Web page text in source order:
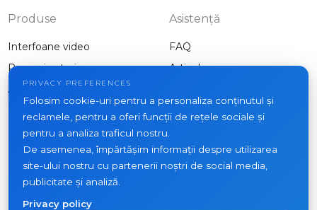
Produse
Interfoane video
Panouri exterioare
Alte echipamente
Asistență
FAQ
Articole
Proiecte
Noutăți
Contacte
Unde să cumpărați
PRIVACY PREFERENCES
Folosim cookie-uri pentru a personaliza conținutul și
reclamele, pentru a oferi funcții de rețele sociale și
pentru a analiza traficul nostru.
De asemenea, împărtășim informații despre utilizarea
site-ului nostru cu partenerii noștri de social media,
publicitate și analiză.
Privacy policy